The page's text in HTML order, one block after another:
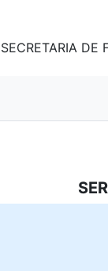
SECRETARIA DE